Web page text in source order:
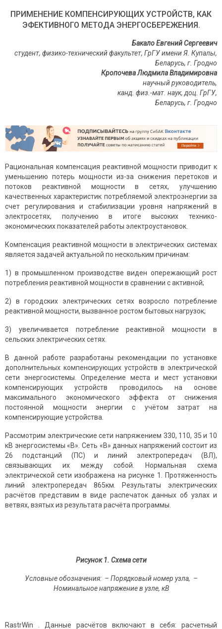
ПРИМЕНЕНИЕ КОМПЕНСИРУЮЩИХ УСТРОЙСТВ, КАК
ЭФЕКТИВНОГО МЕТОДА ЭНЕРГОСБЕРЕЖЕНИЯ.
Бакало Евгений Сергеевич
студент, физико-технический факультет, ГрГУ имени Я. Купалы,
Беларусь, г. Гродно
Кропочева Людмила Владимировна
научный руководитель,
канд. физ.-мат. наук, доц. ГрГУ,
Беларусь, г. Гродно
Рациональная компенсация реактивной мощности приводит к
уменьшению потерь мощности из-за снижения перетоков и
потоков реактивной мощности в сетях, улучшению
качественных характеристик потребляемой электроэнергии за
счет регулирования и стабилизации уровня напряжений в
электросетях, получению в итоге высоких технико-
экономических показателей работы электроустановок.
Компенсация реактивной мощности в электрических системах
является задачей актуальной по нескольким причинам:
1) в промышленном производстве виден опережающий рост
потребления реактивной мощности в сравнении с активной;
2) в городских электрических сетях возросло потребление
реактивной мощности, вызванное ростом бытовых нагрузок;
3) увеличивается потребление реактивной мощности в
сельских электрических сетях.
В данной работе разработаны рекомендации по установке
дополнительных компенсирующих устройств в электрической
сети энергосистемы. Определение места и мест установки
компенсирующих устройств проводилось на основе
максимального экономического эффекта от снижения
постоянной мощности энергии с учётом затрат на
компенсирующие устройства.
Рассмотрим электрические сети напряжением 330, 110, 35 и 10
кВ энергосистемы «В». Сеть «В» данных напряжений состоит из
26 подстанций (ПС) и линий электропередач (ВЛ),
связывающих их между собой. Нормальная схема
электрической сети изображена на рисунке 1. Протяженность
линий электропередач 865км. Результаты электрических
расчётов представим в виде распечаток данных об узлах и
ветвях, взятых из результата расчёта программы.
Рисунок 1. Схема сети
Условные обозначения: – Порядковый номер узла, –
Номинальное напряжение в узле, кВ
RastrWin . Данные расчётов включают в себя: расчетный